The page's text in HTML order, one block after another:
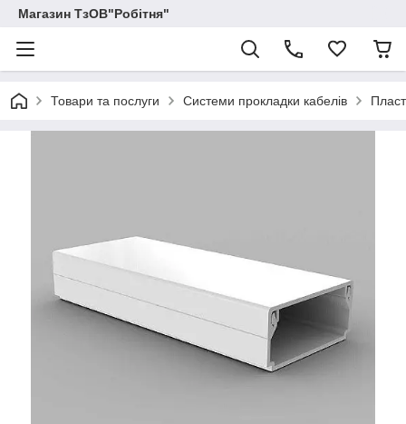
Магазин ТзОВ"Робітня"
Товари та послуги Системи прокладки кабелів